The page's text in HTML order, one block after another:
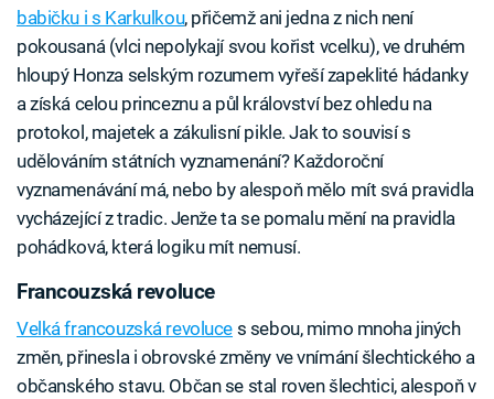
babičku i s Karkulkou, přičemž ani jedna z nich není
pokousaná (vlci nepolykají svou kořist vcelku), ve druhém
hloupý Honza selským rozumem vyřeší zapeklité hádanky
a získá celou princeznu a půl království bez ohledu na
protokol, majetek a zákulisní pikle. Jak to souvisí s
udělováním státních vyznamenání? Každoroční
vyznamenávání má, nebo by alespoň mělo mít svá pravidla
vycházející z tradic. Jenže ta se pomalu mění na pravidla
pohádková, která logiku mít nemusí.
Francouzská revoluce
Velká francouzská revoluce s sebou, mimo mnoha jiných
změn, přinesla i obrovské změny ve vnímání šlechtického a
občanského stavu. Občan se stal roven šlechtici, alespoň v